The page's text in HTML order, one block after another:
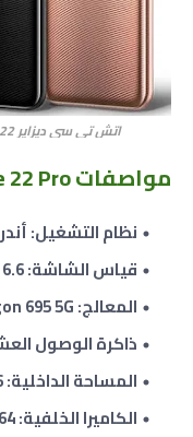
اتش تي سي ديزاير 22 برو HTC Desire 22 Pro
مواصفاتPro :
نظام التشغيل:
قياس الشاشة: 6.6 انش
المعالج: Snapdragon 695 5G
ذاكرة الوصول العشوائى: 6/8/
المساحة الداخلية: 128/256 جيجابايت
الكاميرا الخلفية: 64+13+5 ميجابكسل